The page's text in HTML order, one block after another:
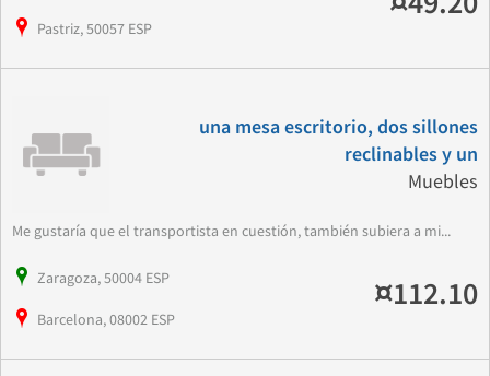
Pastriz, 50057 ESP
una mesa escritorio, dos sillones
reclinables y un
Muebles
Me gustaría que el transportista en cuestión, también subiera a mi...
Zaragoza, 50004 ESP
Barcelona, 08002 ESP
¤112.10